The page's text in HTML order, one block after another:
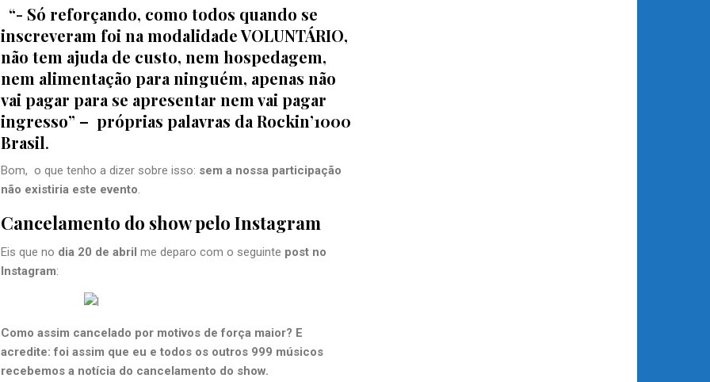
“- Só reforçando, como todos quando se
inscreveram foi na modalidade VOLUNTÁRIO,
não tem ajuda de custo, nem hospedagem,
nem alimentação para ninguém, apenas não
vai pagar para se apresentar nem vai pagar
ingresso” – próprias palavras da Rockin’1000
Brasil.
Bom, o que tenho a dizer sobre isso: sem a nossa participação
não existiria este evento.
Cancelamento do show pelo Instagram
Eis que no dia 20 de abril me deparo com o seguinte post no
Instagram:
Como assim cancelado por motivos de força maior? E
acredite: foi assim que eu e todos os outros 999 músicos
recebemos a notícia do cancelamento do show.